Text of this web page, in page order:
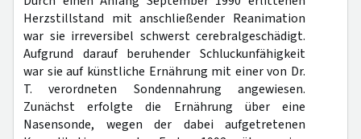
Herzstillstand mit anschließender Reanimation
war sie irreversibel schwerst cerebralgeschädigt.
Aufgrund darauf beruhender Schluckunfähigkeit
war sie auf künstliche Ernährung mit einer von Dr.
T. verordneten Sondennahrung angewiesen.
Zunächst erfolgte die Ernährung über eine
Nasensonde, wegen der dabei aufgetretenen